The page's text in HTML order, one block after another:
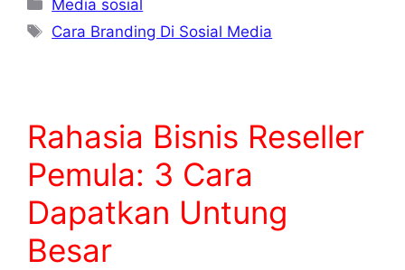
Media sosial
Tag
Cara Branding Di Sosial Media
Rahasia Bisnis Reseller
Pemula: 3 Cara
Dapatkan Untung
Besar